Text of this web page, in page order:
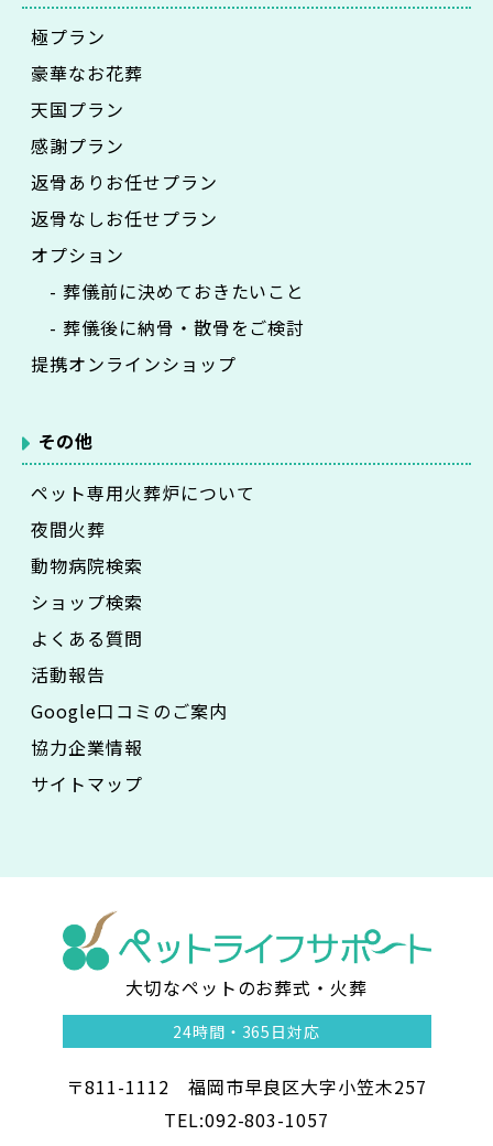
極プラン
豪華なお花葬
天国プラン
感謝プラン
返骨ありお任せプラン
返骨なしお任せプラン
オプション
- 葬儀前に決めておきたいこと
- 葬儀後に納骨・散骨をご検討
提携オンラインショップ
その他
ペット専用火葬炉について
夜間火葬
動物病院検索
ショップ検索
よくある質問
活動報告
Google口コミのご案内
協力企業情報
サイトマップ
ッ
ト
大切なペットのお葬式・火葬
24時間・ 365日対応
〒811-1112 福岡市早良区大字小笠木257
TEL:092-803-1057